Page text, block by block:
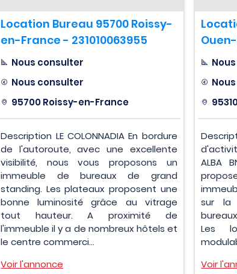
Location Bureau 95700 Roissy-
en-France - 231010063955
Nous consulter
Nous consulter
95700 Roissy-en-France
Description LE COLONNADIA En bordure
de l'autoroute, avec une excellente
visibilité, nous vous proposons un
immeuble de bureaux de grand
standing. Les plateaux proposent une
bonne luminosité grâce au vitrage
tout hauteur. A proximité de
l'immeuble il y a de nombreux hôtels et
le centre commerci...
Voir l'annonce
ALBA
sur la
Les
Voir